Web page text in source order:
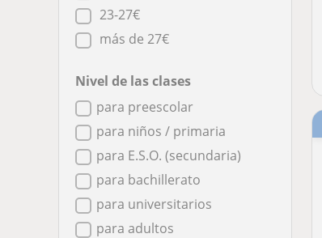
23-27€
más de 27€
Nivel de las clases
para preescolar
para niños / primaria
para E.S.O. (secundaria)
para bachillerato
para universitarios
para adultos